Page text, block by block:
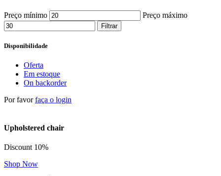
Preço mínimo Preço máximo
Filtrar
Disponibilidade
Oferta
Em estoque
On backorder
Por favorfaça o login
Upholstered chair
Discount 10%
Shop Now